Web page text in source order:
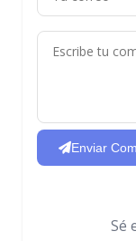
Enviar
Sé